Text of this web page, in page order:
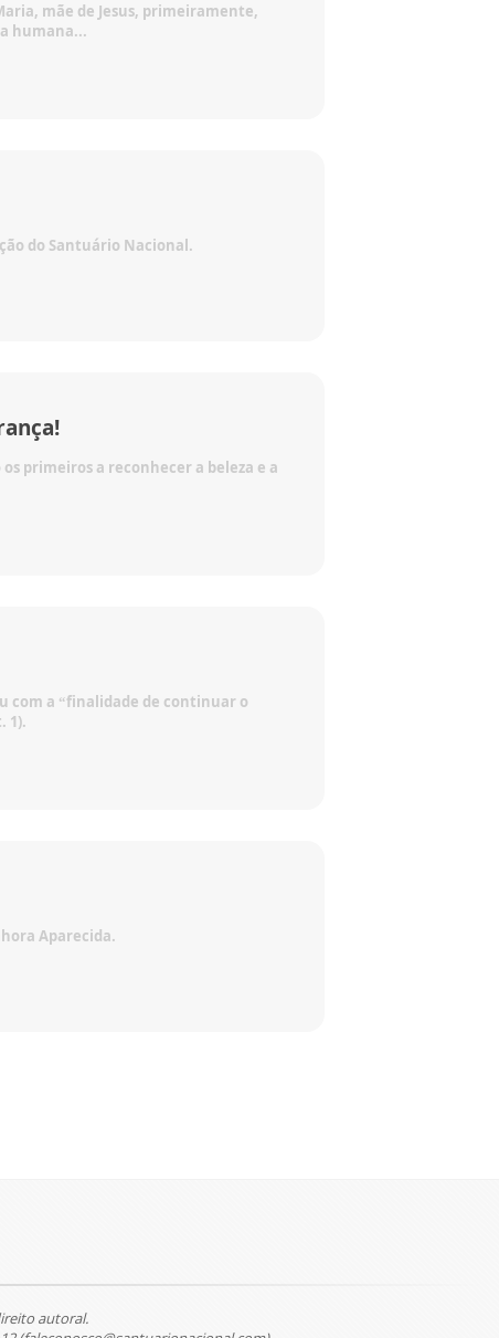
mãe de Jesus, primeiramente,
humana...
do Santuário Nacional.
primeiros a reconhecer a beleza e a
com a “finalidade de continuar o
1).
Aparecida.
autoral.